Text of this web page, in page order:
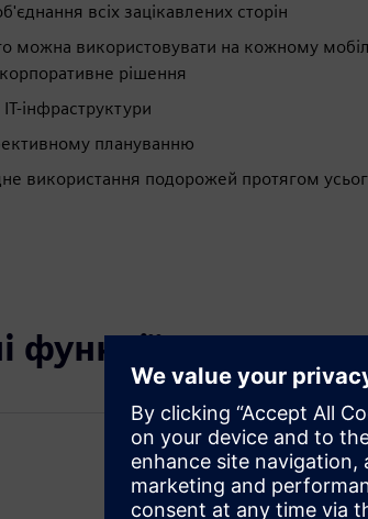
всіх зацікавлених сторін
можна використовувати на кожному
рішення
інфраструктури
плануванню
використання подорожей протягом
функції